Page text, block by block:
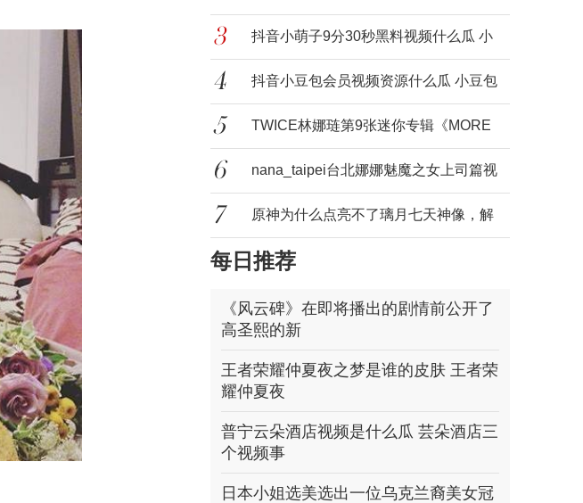
促进
抖音小萌子9分30秒黑料视频什么瓜 小
萌子
抖音小豆包会员视频资源什么瓜 小豆包
腾讯
TWICE林娜琏第9张迷你专辑《MORE
& MORE
nana_taipei台北娜娜魅魔之女上司篇视
频什
原神为什么点亮不了璃月七天神像，解
锁不了
每日推荐
《风云碑》在即将播出的剧情前公开了
高圣熙的新
王者荣耀仲夏夜之梦是谁的皮肤 王者荣
耀仲夏夜
普宁云朵酒店视频是什么瓜 芸朵酒店三
个视频事
日本小姐选美选出一位乌克兰裔美女冠